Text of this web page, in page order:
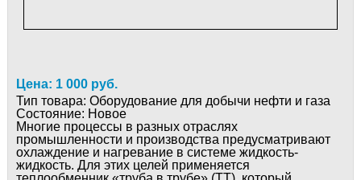
Цена: 1 000 руб.
Тип товара: Оборудование для добычи нефти и газа
Состояние: Новое
Многие процессы в разных отраслях
промышленности и производства предусматривают
охлаждение и нагревание в системе жидкость-
жидкость. Для этих целей применяется